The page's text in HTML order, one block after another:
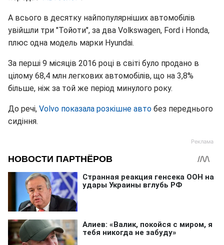
А всього в десятку найпопулярніших автомобілів
увійшли три "Тойоти", за два Volkswagen, Ford і Honda,
плюс одна модель марки Hyundai.
За перші 9 місяців 2016 році в світі було продано в
цілому 68,4 млн легкових автомобілів, що на 3,8%
більше, ніж за той же період минулого року.
До речі, Volvo показала розкішне авто без переднього
сидіння.